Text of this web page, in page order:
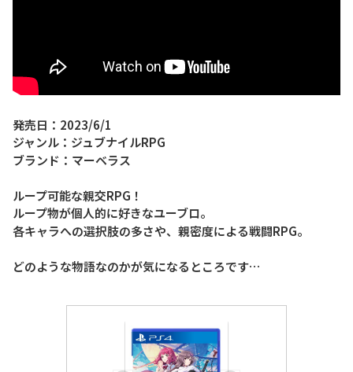
発売日：2023/6/1
ジャンル：ジュブナイルRPG
ブランド：マーベラス
ループ可能な親交RPG！
ループ物が個人的に好きなユーブロ。
各キャラへの選択肢の多さや、親密度による戦闘RPG。
どのような物語なのかが気になるところです…